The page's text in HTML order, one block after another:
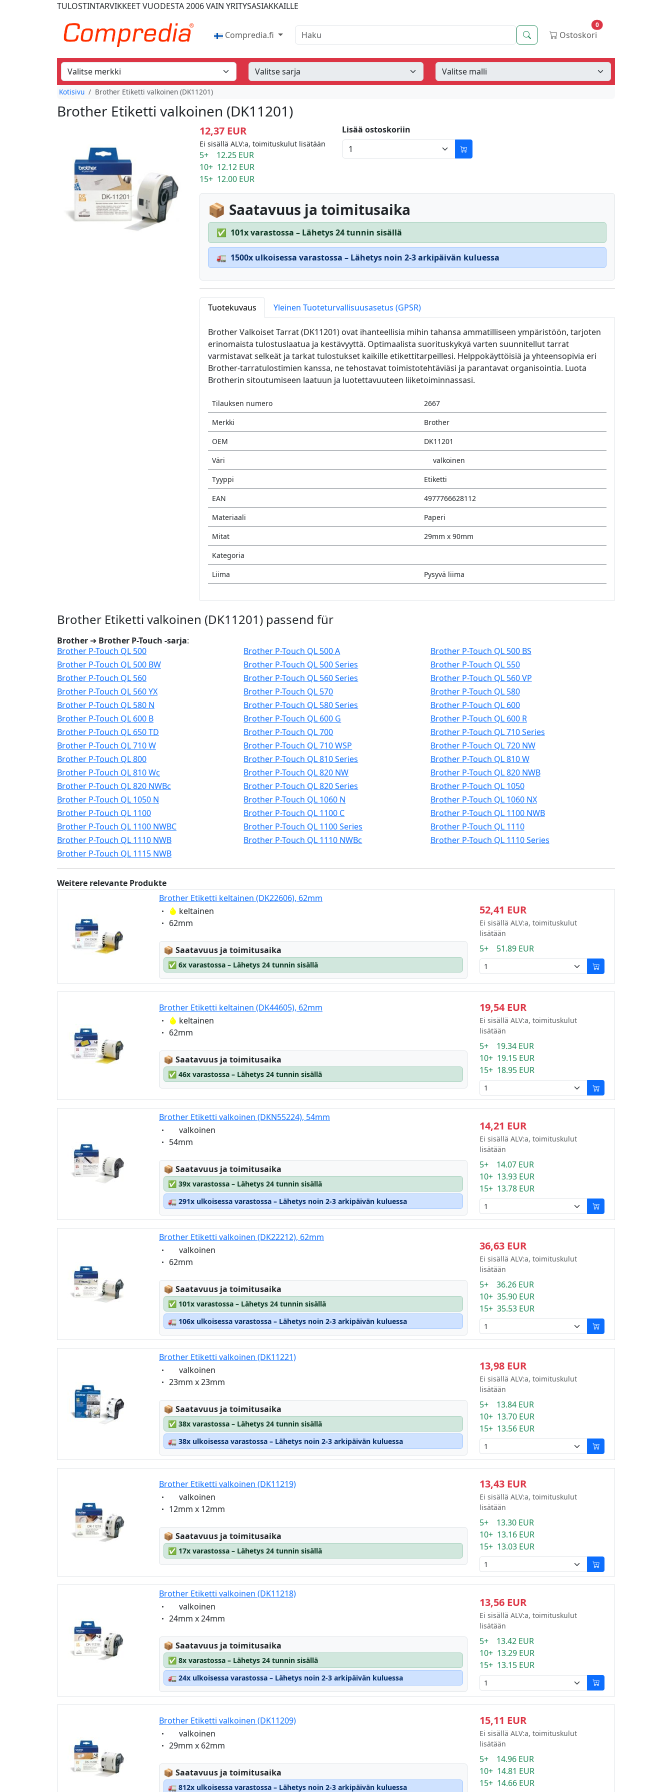
TULOSTINTARVIKKEETVUODESTA 2006VAIN YRITYSASIAKKAILLE
Compredia.fi Haku Haku Ostoskori
0
Kotisivu Brother Etiketti valkoinen (DK11201)
Brother Etiketti valkoinen (DK11201)
12,37 EUR
Ei sisällä ALV:a, toimituskulut lisätään
5+ 12.25 EUR
10+ 12.12 EUR
15+ 12.00 EUR
Lisää ostoskoriin
📦 Saatavuus ja toimitusaika
✅ 101x varastossa – Lähetys 24 tunnin sisällä
🚛 1500x ulkoisessa varastossa – Lähetys noin 2-3 arkipäivän kuluessa
Tuotekuvaus Yleinen Tuoteturvallisuusasetus (GPSR)
Brother Valkoiset Tarrat (DK11201) ovat ihanteellisia mihin tahansa ammatilliseen ympäristöön, tarjoten
erinomaista tulostuslaatua ja kestävyyttä. Optimaalista suorituskykyä varten suunnitellut tarrat
varmistavat selkeät ja tarkat tulostukset kaikille etikettitarpeillesi. Helppokäyttöisiä ja yhteensopivia eri
Brother-tarratulostimien kanssa, ne tehostavat toimistotehtäviäsi ja parantavat organisointia. Luota
Brotherin sitoutumiseen laatuun ja luotettavuuteen liiketoiminnassasi.
Tilauksen numero
2667
Merkki
Brother
OEM
DK11201
Väri
valkoinen
Tyyppi
Etiketti
EAN
4977766628112
Materiaali
Paperi
Mitat
29mm x 90mm
Kategoria
Liima
Pysyvä liima
Brother Etiketti valkoinen (DK11201) passend für
Brother ➔ Brother P-Touch -sarja:
Brother P-Touch QL 500
Brother P-Touch QL 500 A
Brother P-Touch QL 500 BS
Brother P-Touch QL 500 BW
Brother P-Touch QL 500 Series
Brother P-Touch QL 550
Brother P-Touch QL 560
Brother P-Touch QL 560 Series
Brother P-Touch QL 560 VP
Brother P-Touch QL 560 YX
Brother P-Touch QL 570
Brother P-Touch QL 580
Brother P-Touch QL 580 N
Brother P-Touch QL 580 Series
Brother P-Touch QL 600
Brother P-Touch QL 600 B
Brother P-Touch QL 600 G
Brother P-Touch QL 600 R
Brother P-Touch QL 650 TD
Brother P-Touch QL 700
Brother P-Touch QL 710 Series
Brother P-Touch QL 710 W
Brother P-Touch QL 710 WSP
Brother P-Touch QL 720 NW
Brother P-Touch QL 800
Brother P-Touch QL 810 Series
Brother P-Touch QL 810 W
Brother P-Touch QL 810 Wc
Brother P-Touch QL 820 NW
Brother P-Touch QL 820 NWB
Brother P-Touch QL 820 NWBc
Brother P-Touch QL 820 Series
Brother P-Touch QL 1050
Brother P-Touch QL 1050 N
Brother P-Touch QL 1060 N
Brother P-Touch QL 1060 NX
Brother P-Touch QL 1100
Brother P-Touch QL 1100 C
Brother P-Touch QL 1100 NWB
Brother P-Touch QL 1100 NWBC
Brother P-Touch QL 1100 Series
Brother P-Touch QL 1110
Brother P-Touch QL 1110 NWB
Brother P-Touch QL 1110 NWBc
Brother P-Touch QL 1110 Series
Brother P-Touch QL 1115 NWB
Weitere relevante Produkte
Brother Etiketti keltainen (DK22606), 62mm
Eigenschaft:
keltainen
Eigenschaft:
62mm
📦 Lagerstatus:
Saatavuus ja toimitusaika
✅ 6x varastossa – Lähetys 24 tunnin sisällä
52,41 EUR
Ei sisällä ALV:a, toimituskulut
lisätään
5+ 51.89 EUR
Brother Etiketti keltainen (DK44605), 62mm
Eigenschaft:
keltainen
Eigenschaft:
62mm
📦 Lagerstatus:
Saatavuus ja toimitusaika
✅ 46x varastossa – Lähetys 24 tunnin sisällä
19,54 EUR
Ei sisällä ALV:a, toimituskulut
lisätään
5+ 19.34 EUR
10+ 19.15 EUR
15+ 18.95 EUR
Brother Etiketti valkoinen (DKN55224), 54mm
Eigenschaft:
valkoinen
Eigenschaft:
54mm
📦 Lagerstatus:
Saatavuus ja toimitusaika
✅ 39x varastossa – Lähetys 24 tunnin sisällä
🚛 291x ulkoisessa varastossa – Lähetys noin 2-3 arkipäivän kuluessa
14,21 EUR
Ei sisällä ALV:a, toimituskulut
lisätään
5+ 14.07 EUR
10+ 13.93 EUR
15+ 13.78 EUR
Brother Etiketti valkoinen (DK22212), 62mm
Eigenschaft:
valkoinen
Eigenschaft:
62mm
📦 Lagerstatus:
Saatavuus ja toimitusaika
✅ 101x varastossa – Lähetys 24 tunnin sisällä
🚛 106x ulkoisessa varastossa – Lähetys noin 2-3 arkipäivän kuluessa
36,63 EUR
Ei sisällä ALV:a, toimituskulut
lisätään
5+ 36.26 EUR
10+ 35.90 EUR
15+ 35.53 EUR
Brother Etiketti valkoinen (DK11221)
Eigenschaft:
valkoinen
Eigenschaft:
23mm x 23mm
📦 Lagerstatus:
Saatavuus ja toimitusaika
✅ 38x varastossa – Lähetys 24 tunnin sisällä
🚛 38x ulkoisessa varastossa – Lähetys noin 2-3 arkipäivän kuluessa
13,98 EUR
Ei sisällä ALV:a, toimituskulut
lisätään
5+ 13.84 EUR
10+ 13.70 EUR
15+ 13.56 EUR
Brother Etiketti valkoinen (DK11219)
Eigenschaft:
valkoinen
Eigenschaft:
12mm x 12mm
📦 Lagerstatus:
Saatavuus ja toimitusaika
✅ 17x varastossa – Lähetys 24 tunnin sisällä
13,43 EUR
Ei sisällä ALV:a, toimituskulut
lisätään
5+ 13.30 EUR
10+ 13.16 EUR
15+ 13.03 EUR
Brother Etiketti valkoinen (DK11218)
Eigenschaft:
valkoinen
Eigenschaft:
24mm x 24mm
📦 Lagerstatus:
Saatavuus ja toimitusaika
✅ 8x varastossa – Lähetys 24 tunnin sisällä
🚛 24x ulkoisessa varastossa – Lähetys noin 2-3 arkipäivän kuluessa
13,56 EUR
Ei sisällä ALV:a, toimituskulut
lisätään
5+ 13.42 EUR
10+ 13.29 EUR
15+ 13.15 EUR
Brother Etiketti valkoinen (DK11209)
Eigenschaft:
valkoinen
Eigenschaft:
29mm x 62mm
📦 Lagerstatus:
Saatavuus ja toimitusaika
🚛 812x ulkoisessa varastossa – Lähetys noin 2-3 arkipäivän kuluessa
15,11 EUR
Ei sisällä ALV:a, toimituskulut
lisätään
5+ 14.96 EUR
10+ 14.81 EUR
15+ 14.66 EUR